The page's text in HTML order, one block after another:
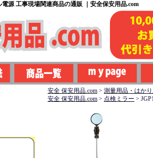
源 工事現場関連商品の通販 ｜安全保安用品.com
安全 保安用品.com > 測量用品・はか
安全 保安用品.com > 点検ミラー >